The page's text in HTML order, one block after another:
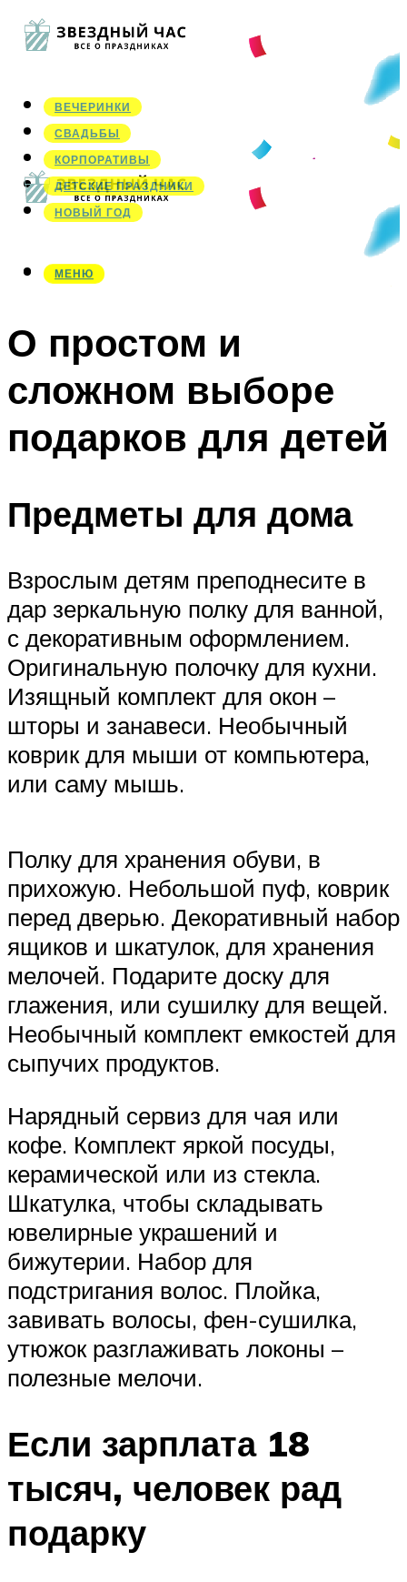
ВЕЧЕРИНКИ
СВАДЬБЫ
КОРПОРАТИВЫ
ДЕТСКИЕ ПРАЗДНИКИ
НОВЫЙ ГОД
МЕНЮ
МЕНЮ
О простом и
сложном выборе
подарков для детей
Предметы для дома
Взрослым детям преподнесите в
дар зеркальную полку для ванной,
с декоративным оформлением.
Оригинальную полочку для кухни.
Изящный комплект для окон –
шторы и занавеси. Необычный
коврик для мыши от компьютера,
или саму мышь.
Полку для хранения обуви, в
прихожую. Небольшой пуф, коврик
перед дверью. Декоративный набор
ящиков и шкатулок, для хранения
мелочей. Подарите доску для
глажения, или сушилку для вещей.
Необычный комплект емкостей для
сыпучих продуктов.
Нарядный сервиз для чая или
кофе. Комплект яркой посуды,
керамической или из стекла.
Шкатулка, чтобы складывать
ювелирные украшений и
бижутерии. Набор для
подстригания волос. Плойка,
завивать волосы, фен-сушилка,
утюжок разглаживать локоны –
полезные мелочи.
Если зарплата 18
тысяч, человек рад
подарку